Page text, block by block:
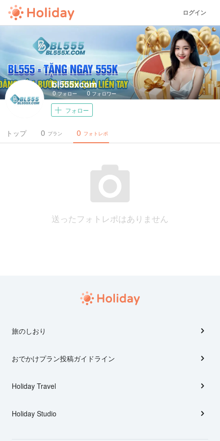
ログイン
bl555xcom
0フォロー 0 フォロワー
フォロー
トップ プラン
0 フォトレポ
0
送ったフォトレポはありません
旅のしおり
おでかけプラン投稿ガイドライン
Holiday Travel
Holiday Studio